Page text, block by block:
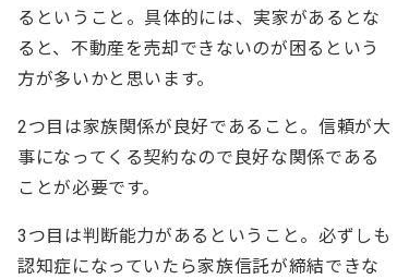
るということ。具体的には、実家があるとな
ると、不動産を売却できないのが困るという
方が多いかと思います。
2つ目は家族関係が良好であること。信頼が大
事になってくる契約なので良好な関係である
ことが必要です。
3つ目は判断能力があるということ。必ずしも
認知症になっていたら家族信託が締結できな